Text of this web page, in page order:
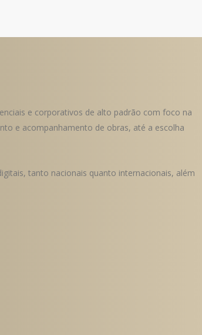
e corporativos de alto padrão com foco na
e acompanhamento de obras, até a escolha
tanto nacionais quanto internacionais, além